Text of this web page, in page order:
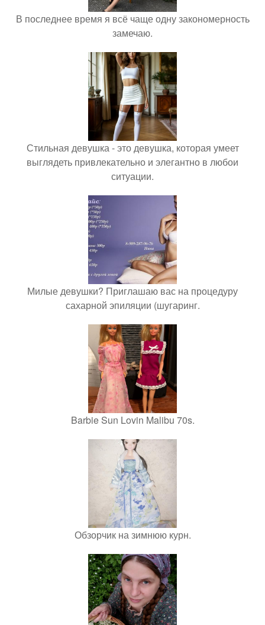
В последнее время я всё чаще одну закономерность
замечаю.
Стильная девушка - это девушка, которая умеет
выглядеть привлекательно и элегантно в любои
ситуации.
Милые девушки? Приглашаю вас на процедуру
сахарной эпиляции (шугаринг.
Barbie Sun Lovin Malibu 70s.
Обзорчик на зимнюю курн.